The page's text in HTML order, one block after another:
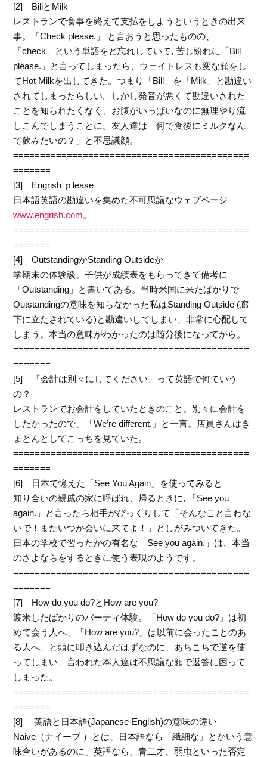
[2] BillとMilk
レストランで食事を終えて支払をしようというときの出来
事。「Check please.」 と言おうと思ったものの、
「check」という単語をど忘れしていて, 苦し紛れに「Bill
please.」と言ってしまったら、ウェイトレスも変な顔をし
てHot Milkを出してきた。つまり「Bill」を「Milk」と勘違い
されてしまったらしい。しかし発音が悪くて勘違いされた
ことを知られたくなく、お腹がいっぱいなのに無理やり流
しこんでしまうことに。友人達は「何で食後にミルクなん
て飲みたいの？」と不思議顔。
============================================
=======
[3] Engrish ｐlease
日本語英語の勘違いを集めた不可思議なウェブページ
www.engrish.com。
============================================
=======
[4] OutstandingかStanding Outsideか
学期末の体験談。子供が成績表をもらってきて備考に
「Outstanding」と書いてある。当時米国に来たばかりで
Outstandingの意味を知らなかった私はStanding Outside (廊
下に立たされている)と勘違いしてしまい、非常に心配して
しまう。本当の意味がわかったのは随分後になってから。
============================================
=======
[5] 「会計は別々にしてください」って英語で何ていう
の？
レストランでお会計をしていたときのこと。別々に会計を
したかったので、「We’re different.」と一言。店員さんはき
ょとんとしてこっちを見ていた。
============================================
=======
[6] 日本で憶えた「See You Again」を使ってみると
知り合いの親戚の家に呼ばれ、帰るときに, 「See you
again.」と言ったら相手がびっくりして「そんなこと言わな
いで！またいつか会いに来てよ！」としがみついてきた。
日本の学校で習ったかの有名な「See you again.」は、本当
のさよならをするときに使う表現のようです。
============================================
=======
[7] How do you do?とHow are you?
渡米したばかりのパーティ体験。「How do you do?」は初
めて会う人へ、「How are you?」は以前に会ったことのあ
る人へ、と頭に叩き込んだはずなのに、あちこちで逆を使
ってしまい、言われた本人達は不思議な顔で返答に困って
しまった。
============================================
=======
[8] 英語と日本語(Japanese-English)の意味の違い
Naive（ナイーブ ）とは、日本語なら「繊細な」とかいう意
味合いがあるのに、英語なら、青二才、弱虫といった否定